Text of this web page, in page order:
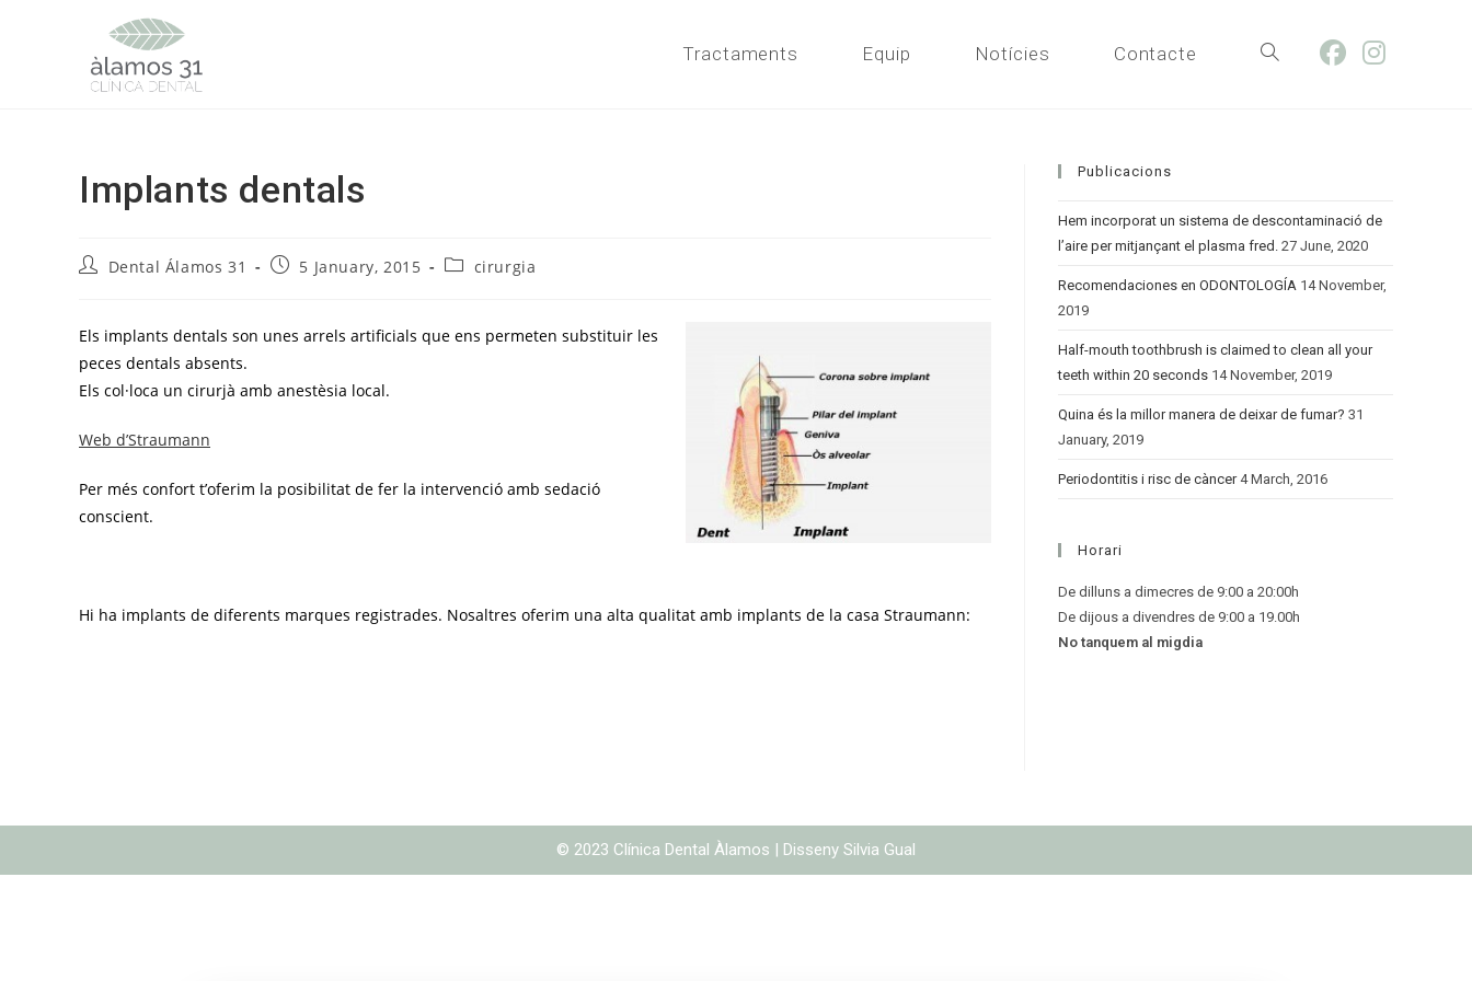
Tractaments Equip Notícies Contacte Toggle
Implants dentals
PostDental Álamos 31
Post5 January, 2015
Postcirurgia
Els implants dentals son unes arrels artificials que ens permeten substituir les
peces dentals absents.
Els col·loca un cirurjà amb anestèsia local.
Web d’Straumann
Per més confort t’oferim la posibilitat de fer la intervenció amb sedació
conscient.
Hi ha implants de diferents marques registrades. Nosaltres oferim una alta qualitat amb implants de la casa Straumann:
Publicacions
Hem incorporat un sistema de descontaminació de
l’aire per mitjançant el plasma fred. 27 June, 2020
Recomendaciones en ODONTOLOGÍA 14 November,
2019
Half-mouth toothbrush is claimed to clean all your
teeth within 20 seconds 14 November, 2019
Quina és la millor manera de deixar de fumar? 31
January, 2019
Periodontitis i risc de càncer 4 March, 2016
Horari
De dilluns a dimecres de 9:00 a 20:00h
De dijous a divendres de 9:00 a 19.00h
No tanquem al migdia
© 2023 Clínica Dental Àlamos | Disseny Silvia Gual